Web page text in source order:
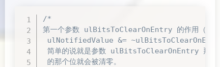
/*
第一个参数 ulBitsToClearOnEntry 的作用（函数
ulNotifiedValue &=
简单的说就是参数 ulBitsToClearOnEntry
的那个位就会被清零。